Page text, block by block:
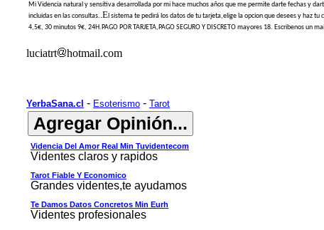
Mi Videncia natural y sensitiva desarrollada por mi hace muchos años que me permite darte fechas y
incluidas en las consultas..E l sistema te pedirá los datos de tu tarjeta,elige la opcion que desees y haz
4,5€, 30 minutos9€, 24H.PAGO POR TARJETA,PAGO SEGURO Y DISCRETO mayores 18. Escribenos un
luciatrt hotmail.com
YerbaSana.cl - Esoterismo - Tarot
Videncia Del Amor Real Min Tuvidentecom
Videntes claros y rapidos
Tarot Fiable Y Economico
Grandes videntes,te ayudamos
Te Damos Datos Concretos Min Eurh
Videntes profesionales